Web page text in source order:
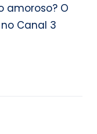
amoroso? O
Canal 3